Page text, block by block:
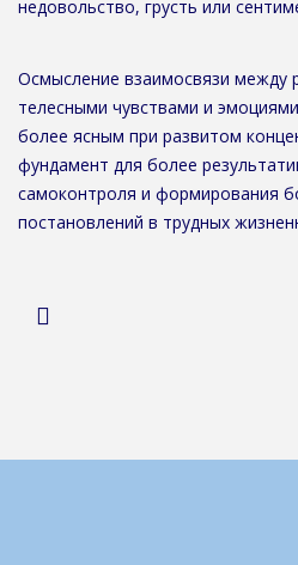
недовольство, грусть или
Осмысление взаимосвязи между
телесными чувствами и
более ясным при развитом
фундамент для более
самоконтроля и формирования
постановлений в трудных